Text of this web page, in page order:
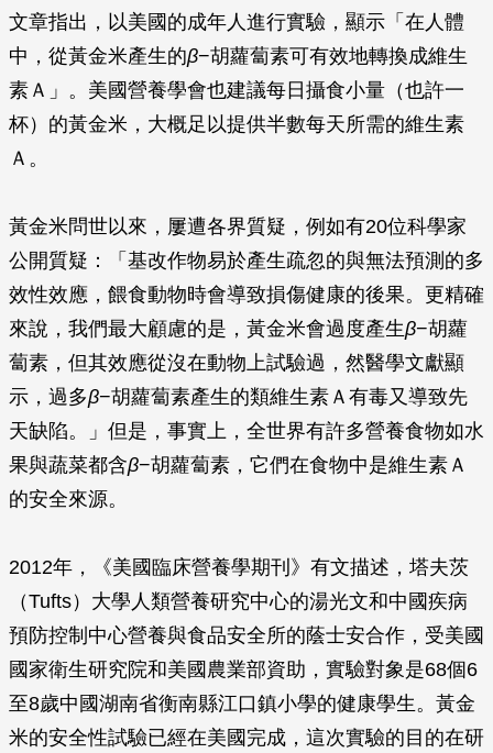
文章指出，以美國的成年人進行實驗，顯示「在人體
中，從黃金米產生的β−胡蘿蔔素可有效地轉換成維生
素Ａ」。美國營養學會也建議每日攝食小量（也許一
杯）的黃金米，大概足以提供半數每天所需的維生素
Ａ。
黃金米問世以來，屢遭各界質疑，例如有20位科學家
公開質疑：「基改作物易於產生疏忽的與無法預測的多
效性效應，餵食動物時會導致損傷健康的後果。更精確
來說，我們最大顧慮的是，黃金米會過度產生β−胡蘿
蔔素，但其效應從沒在動物上試驗過，然醫學文獻顯
示，過多β−胡蘿蔔素產生的類維生素Ａ有毒又導致先
天缺陷。」但是，事實上，全世界有許多營養食物如水
果與蔬菜都含β−胡蘿蔔素，它們在食物中是維生素Ａ
的安全來源。
2012年，《美國臨床營養學期刊》有文描述，塔夫茨
（Tufts）大學人類營養研究中心的湯光文和中國疾病
預防控制中心營養與食品安全所的蔭士安合作，受美國
國家衛生研究院和美國農業部資助，實驗對象是68個6
至8歲中國湖南省衡南縣江口鎮小學的健康學生。黃金
米的安全性試驗已經在美國完成，這次實驗的目的在研